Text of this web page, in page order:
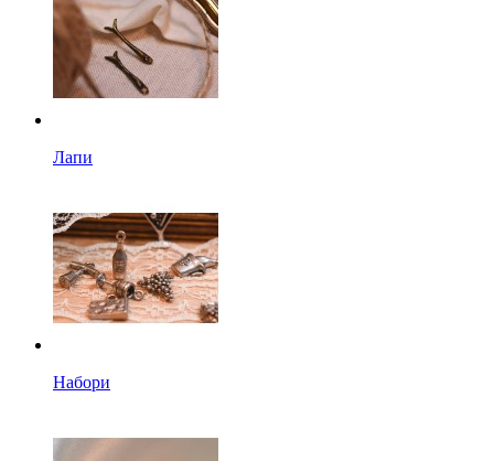
Лапи
Набори